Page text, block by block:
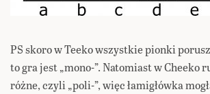
PS skoro w Teeko wszystkie pionki
to gra jest „mono-”. Natomiast w Cheeko
różne, czyli „poli-”, więc łamigłówka